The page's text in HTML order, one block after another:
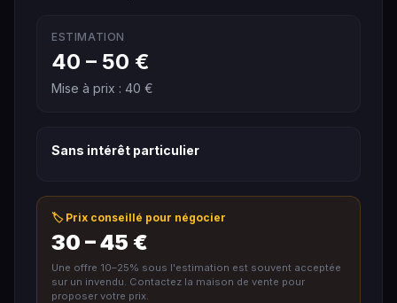
ESTIMATION
40 – 50 €
Mise à prix : 40 €
Sans intérêt particulier
🏷️ Prix conseillé pour négocier
30 – 45 €
Une offre 10–25% sous l'estimation est souvent acceptée
sur un invendu. Contactez la maison de vente pour
proposer votre prix.